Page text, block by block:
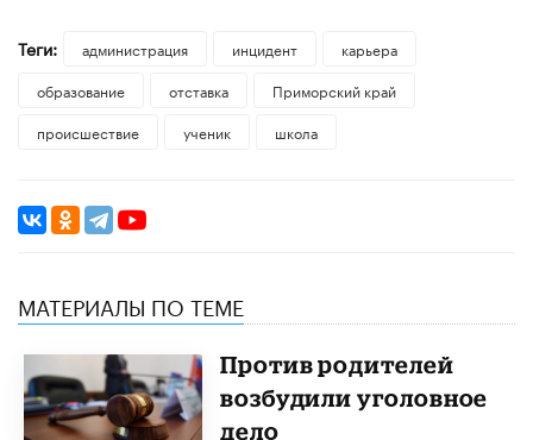
Теги: администрация инцидент
карьера
образование
отставка
Приморский край
происшествие
ученик школа
МАТЕРИАЛЫ ПО ТЕМЕ
Против родителей
возбудили уголовное
дело